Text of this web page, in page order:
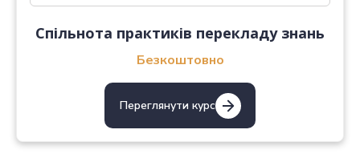
Спільнота практиків перекладу знань
Безкоштовно
Переглянути курс